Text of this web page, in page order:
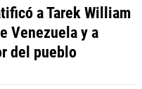
a Tarek William
Venezuela y a
del pueblo